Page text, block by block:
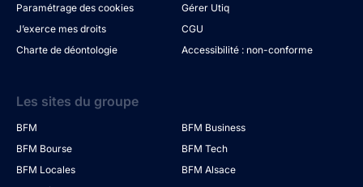
Paramétrage des cookies
Gérer Utiq
J’exerce mes droits
CGU
Charte de déontologie
Accessibilité : non-conforme
Les sites du groupe
BFM
BFM Business
BFM Bourse
BFM Tech
BFM Locales
BFM Alsace